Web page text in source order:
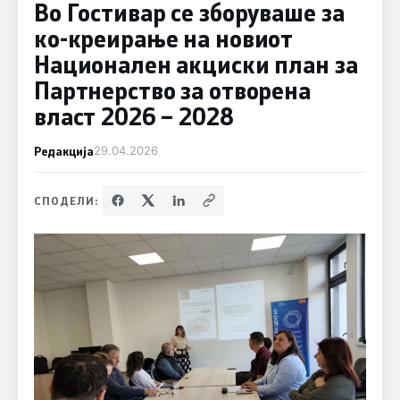
Во Гостивар се зборуваше за
ко-креирање на новиот
Национален акциски план за
Партнерство за отворена
власт 2026 – 2028
Редакција29.04.2026
СПОДЕЛИ: